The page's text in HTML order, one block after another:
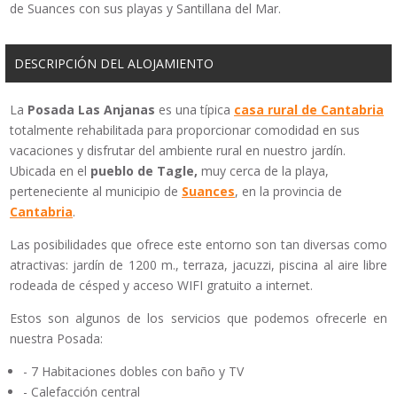
de Suances con sus playas y Santillana del Mar.
DESCRIPCIÓN DEL ALOJAMIENTO
La Posada Las Anjanas es una típica casa rural de Cantabria
totalmente rehabilitada para proporcionar comodidad en sus
vacaciones y disfrutar del ambiente rural en nuestro jardín.
Ubicada en el pueblo de Tagle, muy cerca de la playa,
perteneciente al municipio de Suances, en la provincia de
Cantabria.
Las posibilidades que ofrece este entorno son tan diversas como
atractivas: jardín de 1200 m., terraza, jacuzzi, piscina al aire libre
rodeada de césped y acceso WIFI gratuito a internet.
Estos son algunos de los servicios que podemos ofrecerle en
nuestra Posada:
- 7 Habitaciones dobles con baño y TV
- Calefacción central